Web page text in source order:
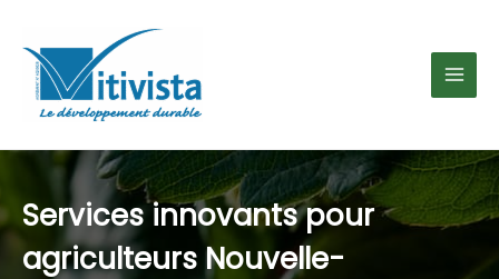
contenu
Services innovants pour
agriculteurs Nouvelle-